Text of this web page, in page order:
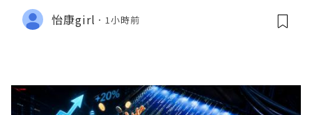
怡康girl 1小時前